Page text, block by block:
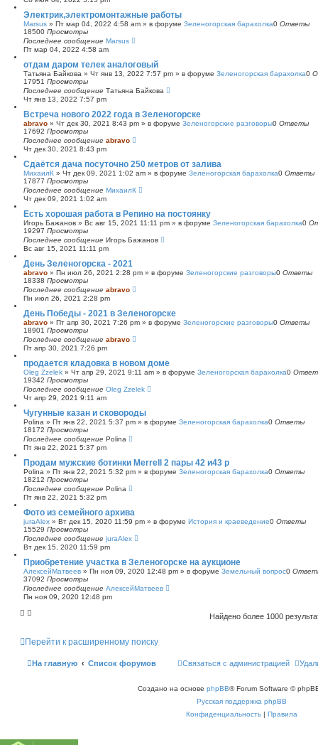
Электрик,электромонтажные работы
Marsus » Пт мар 04, 2022 4:58 am » в форуме Зеленогорская барахолка0 Ответы
18500 Просмотры
Последнее сообщение Marsus
Пт мар 04, 2022 4:58 am
отдам даром телек аналоговый
Татьяна Байкова » Чт янв 13, 2022 7:57 pm » в форуме Зеленогорская барахолка0
17951 Просмотры
Последнее сообщение Татьяна Байкова
Чт янв 13, 2022 7:57 pm
Встреча нового 2022 года в Зеленогорске
abravo » Чт дек 30, 2021 8:43 pm » в форуме Зеленогорские разговоры0 Ответы
17692 Просмотры
Последнее сообщение abravo
Чт дек 30, 2021 8:43 pm
Сдаётся дача посуточно 250 метров от залива
МихаилК » Чт дек 09, 2021 1:02 am » в форуме Зеленогорская барахолка0 Ответы
17877 Просмотры
Последнее сообщение МихаилК
Чт дек 09, 2021 1:02 am
Есть хорошая работа в Репино на постоянку
Игорь Бажанов » Вс авг 15, 2021 11:11 pm » в форуме Зеленогорская барахолка0
19297 Просмотры
Последнее сообщение Игорь Бажанов
Вс авг 15, 2021 11:11 pm
День Зеленогорска - 2021
abravo » Пн июл 26, 2021 2:28 pm » в форуме Зеленогорские разговоры0 Ответы
18338 Просмотры
Последнее сообщение abravo
Пн июл 26, 2021 2:28 pm
День Победы - 2021 в Зеленогорске
abravo » Пт апр 30, 2021 7:26 pm » в форуме Зеленогорские разговоры0 Ответы
18901 Просмотры
Последнее сообщение abravo
Пт апр 30, 2021 7:26 pm
продается кладовка в новом доме
Oleg Zzelek » Чт апр 29, 2021 9:11 am » в форуме Зеленогорская барахолка0
19342 Просмотры
Последнее сообщение Oleg Zzelek
Чт апр 29, 2021 9:11 am
Чугунные казан и сковороды
Polina » Пт янв 22, 2021 5:37 pm » в форуме Зеленогорская барахолка0 Ответы
18172 Просмотры
Последнее сообщение Polina
Пт янв 22, 2021 5:37 pm
Продам мужские ботинки Merrell 2 пары 42 и43 р
Polina » Пт янв 22, 2021 5:32 pm » в форуме Зеленогорская барахолка0 Ответы
18212 Просмотры
Последнее сообщение Polina
Пт янв 22, 2021 5:32 pm
Фото из семейного архива
juraAlex » Вт дек 15, 2020 11:59 pm » в форуме История и краеведение0 Ответы
15529 Просмотры
Последнее сообщение juraAlex
Вт дек 15, 2020 11:59 pm
Приобретение участка в Зеленогорске на аукционе
АлексейМатвеев » Пн ноя 09, 2020 12:48 pm » в форуме Земельный вопрос0
37092 Просмотры
Последнее сообщение АлексейМатвеев
Пн ноя 09, 2020 12:48 pm
Найдено более 1000
Перейти к расширенному поиску
На главную Список форумов Связаться с администрацией
Создано на основе phpBB® Forum Software ©
Русская поддержка phpBB
Конфиденциальность | Правила